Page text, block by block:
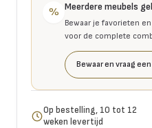
% Meerdere meubels
Bewaar je favorieten
voor de complete
Bewaar en vraag
Op bestelling, 10 tot 12
weken levertijd